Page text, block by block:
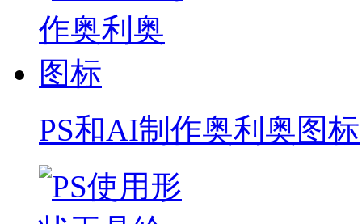
PS和AI制作奥利奥图标